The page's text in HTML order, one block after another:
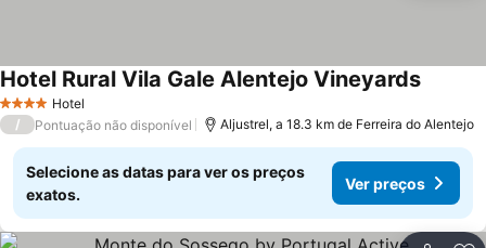
4 EstrelasHotel
Hotel Rural Vila Gale Alentejo VineyardsVer
/ Pontuação não disponível Aljustrel, a 18.3 km de Ferreira do Alentejo
Selecione as datas para ver os preços
exatos.
Ver preços